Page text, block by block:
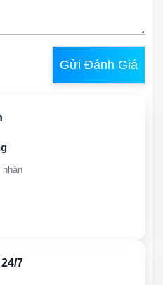
Gửi Đánh Giá
7